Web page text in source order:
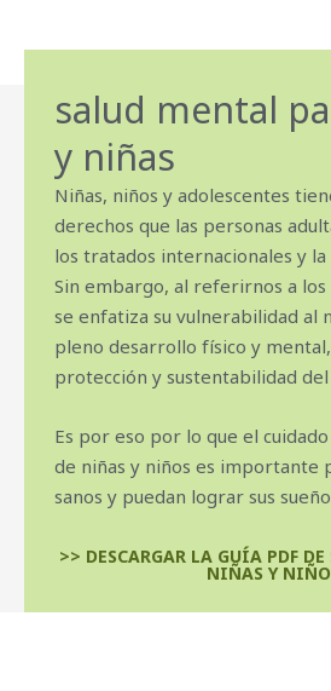
salud mental
y niñas
Niñas, niños y adolescentes
derechos que las personas
los tratados internacionales y la
Sin embargo, al referirnos a
se enfatiza su vulnerabilidad al
pleno desarrollo físico y
protección y sustentabilidad
Es por eso por lo que el
de niñas y niños es importante
sanos y puedan lograr sus
>> DESCARGAR LA GUÍA PDF
NIÑAS Y